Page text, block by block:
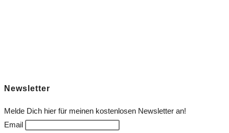
Newsletter
Melde Dich hier für meinen kostenlosen Newsletter an!
Email